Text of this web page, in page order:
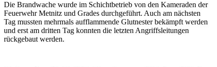
Die Brandwache wurde im Schichtbetrieb von den Kameraden der
Feuerwehr Metnitz und Grades durchgeführt. Auch am nächsten
Tag mussten mehrmals aufflammende Glutnester bekämpft werden
und erst am dritten Tag konnten die letzten Angriffsleitungen
rückgebaut werden.